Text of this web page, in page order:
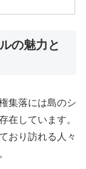
の魅力と
集落には島のシ
在しています。
おり訪れる人々